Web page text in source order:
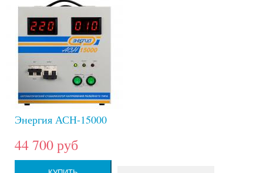
Энергия АСН-15000
44 700 руб